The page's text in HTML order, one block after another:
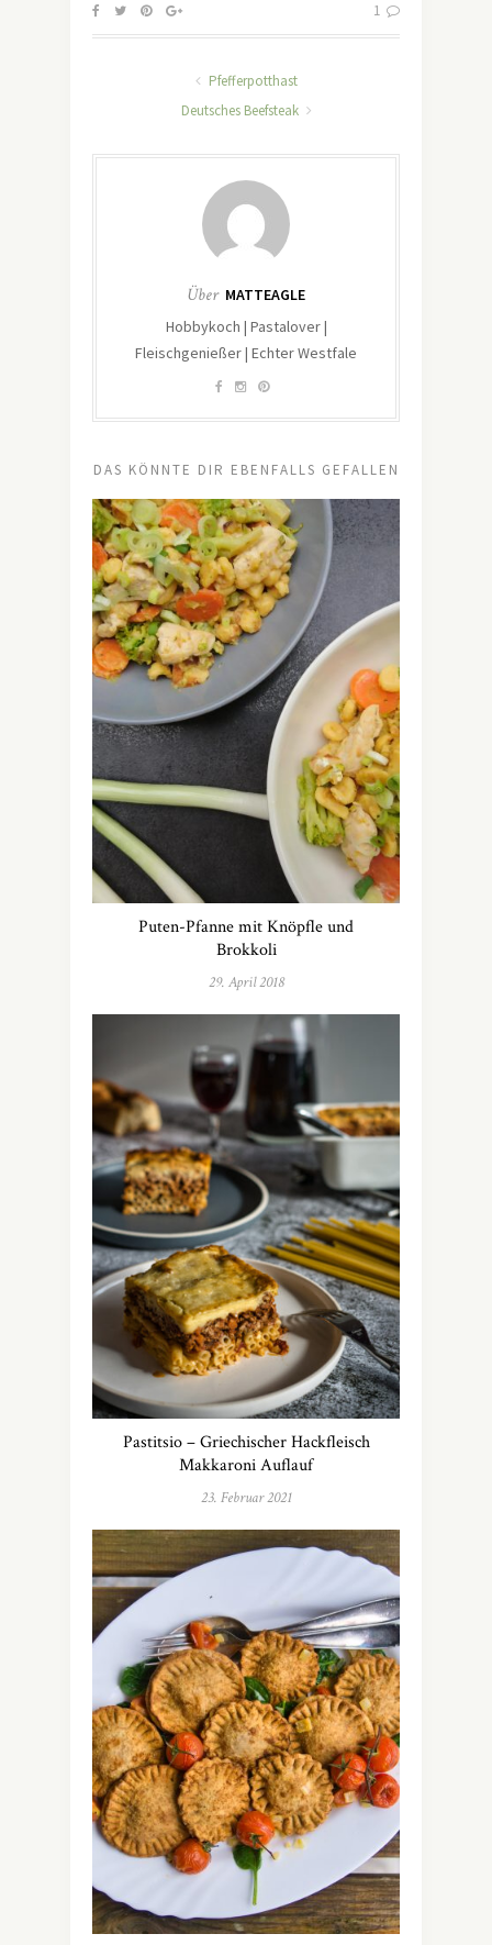
1
Pfefferpotthast
Deutsches Beefsteak
Über MATTEAGLE
Hobbykoch | Pastalover |
Fleischgenießer | Echter Westfale
DAS KÖNNTE DIR EBENFALLS GEFALLEN
Puten-Pfanne mit Knöpfle und
Brokkoli
29. April 2018
Pastitsio – Griechischer Hackfleisch
Makkaroni Auflauf
23. Februar 2021